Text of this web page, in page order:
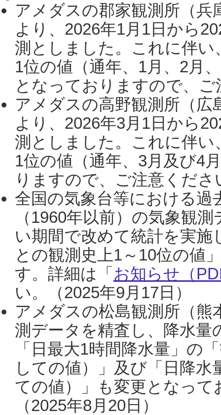
アメダスの郡家観測所（
より、2026年1月1日から
測としました。これに伴い
1位の値（通年、1月、2月
となっておりますので、
アメダスの高野観測所（
より、2026年3月1日から
測としました。これに伴い
1位の値（通年、3月及び4
りますので、ご注意くだ
全国の気象台等における過
（1960年以前）の気象観
い期間で改めて統計を実
との観測史上1～10位の値
す。詳細は「 お知らせ（
い。（2025年9月17日）
アメダスの松島観測所（熊
測データを精査し、降水
「日最大1時間降水量」の
しての値）」及び「日降
ての値）」も変更となっ
（2025年8月20日）